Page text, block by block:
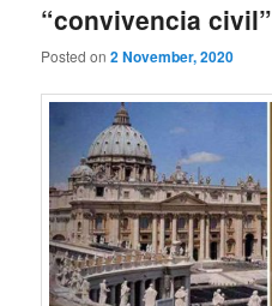
“convivencia civil”
Posted on2 November, 2020